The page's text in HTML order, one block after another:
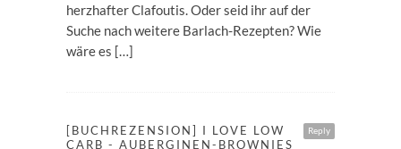
herzhafter Clafoutis. Oder seid ihr auf der
Suche nach weitere Barlach-Rezepten? Wie
wäre es […]
Reply
[BUCHREZENSION] I LOVE LOW
CARB - AUBERGINEN-BROWNIES